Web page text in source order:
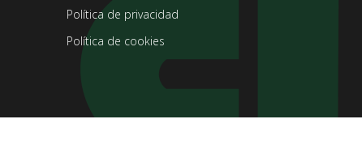
Política de privacidad
Política de cookies